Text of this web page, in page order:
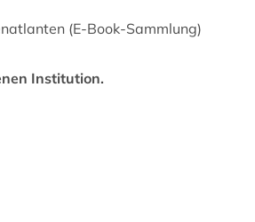
(E-Book-Sammlung)
Institution.